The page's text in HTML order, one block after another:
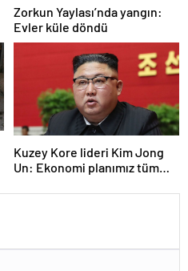
Zorkun Yaylası’nda yangın:
Evler küle döndü
Kuzey Kore lideri Kim Jong
Un: Ekonomi planımız tüm